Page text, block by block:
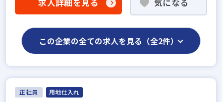
求人詳細を見る 気になる
この企業の全ての求人を見る（全2件）
正社員 用地仕入れ